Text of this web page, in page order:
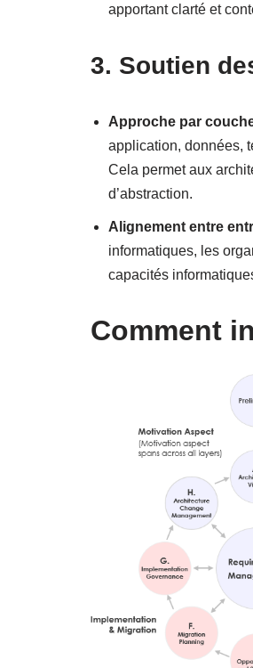
apportant clarté et
3. Soutien
Approche par
application, données,
Cela permet aux
d’abstraction.
Alignement entre
informatiques, les
capacités
Comment